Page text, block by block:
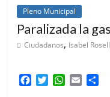
Pleno Municipal
Paralizada la
Ciudadanos, Isabel Rosell
W